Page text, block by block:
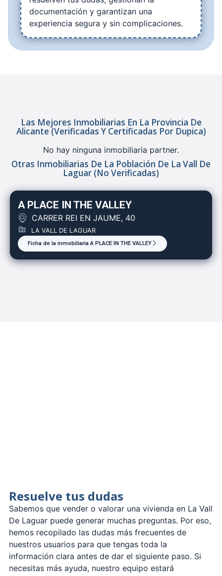
documentación y garantizan una
experiencia segura y sin complicaciones.
Las Mejores Inmobiliarias En La Provincia De
Alicante (verificadas Y Certificadas Por Dupica)
No hay ninguna inmobiliaria partner.
Otras Inmobiliarias De La Población De La Vall De
Laguar (no Verificadas)
A PLACE IN THE VALLEY
CARRER REI EN JAUME, 40
LA VALL DE LAGUAR
Ficha de la inmobiliaria A PLACE IN THE VALLEY
Resuelve tus dudas
Sabemos que vender o valorar una vivienda en La Vall
De Laguar puede generar muchas preguntas. Por eso,
hemos recopilado las dudas más frecuentes de
nuestros usuarios para que tengas toda la
información clara antes de dar el siguiente paso. Si
necesitas más ayuda, nuestro equipo estará